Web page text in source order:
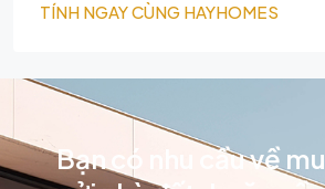
TÍNH NGAY CÙNG HAYHOMES
Bạn có nhu cầu về